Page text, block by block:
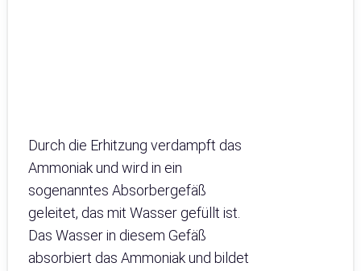
Durch die Erhitzung verdampft das
Ammoniak und wird in ein
sogenanntes Absorbergefäß
geleitet, das mit Wasser gefüllt ist.
Das Wasser in diesem Gefäß
absorbiert das Ammoniak und bildet